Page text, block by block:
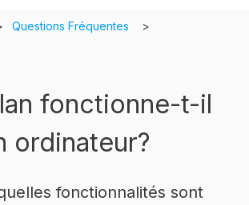
Questions Fréquentes
fonctionne-t-il
ordinateur?
fonctionnalités sont